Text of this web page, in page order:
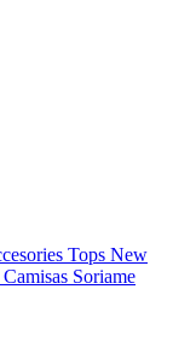
Tops New
Camisas Soriame